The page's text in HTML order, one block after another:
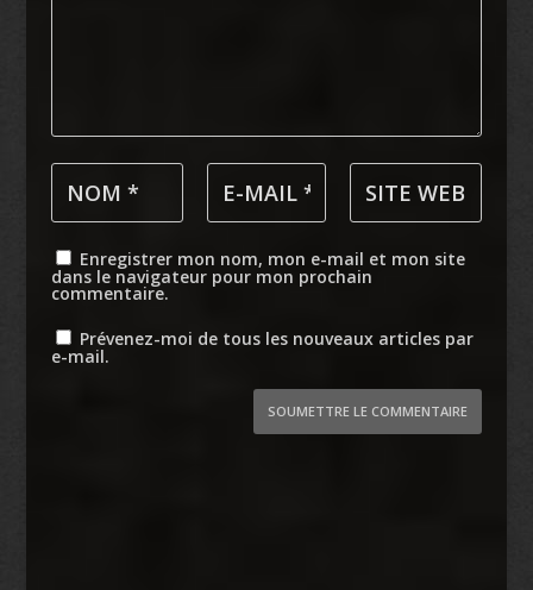
Enregistrer mon nom, mon e-mail et mon site
dans le navigateur pour mon prochain
commentaire.
Prévenez-moi de tous les nouveaux articles par
e-mail.
SOUMETTRE LE COMMENTAIRE